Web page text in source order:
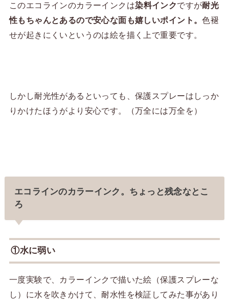
このエコラインのカラーインクは染料インクですが耐光
性もちゃんとあるので安心な面も嬉しいポイント。色褪
せが起きにくいというのは絵を描く上で重要です。
しかし耐光性があるといっても、保護スプレーはしっか
りかけたほうがより安心です。（万全には万全を）
エコラインのカラーインク。ちょっと残念なとこ
ろ
①水に弱い
一度実験で、カラーインクで描いた絵（保護スプレーな
し）に水を吹きかけて、耐水性を検証してみた事があり